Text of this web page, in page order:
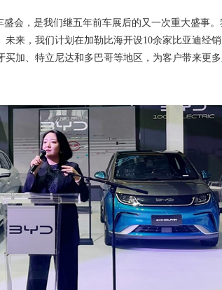
会， 是我们继五年前车展后的又一次重大盛事
未来，我们计划在加勒比海开设10余家比亚迪经
加、特立尼达和多巴哥等地区，为客户带来更多